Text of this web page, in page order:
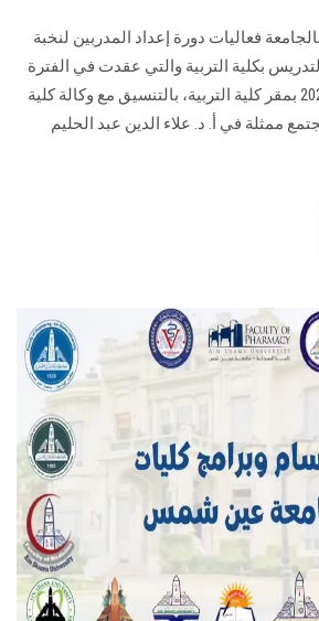
فعاليات دورة إعداد المدربين لنخبة
بكلية التربية والتي عقدت في الفترة
من 8 إلى 17 أغسطس 2023 بمقر كلية التربية، بالتنسيق مع وكالة كلية
ممثلة في أ. د. علاء الدين عبد الحليم